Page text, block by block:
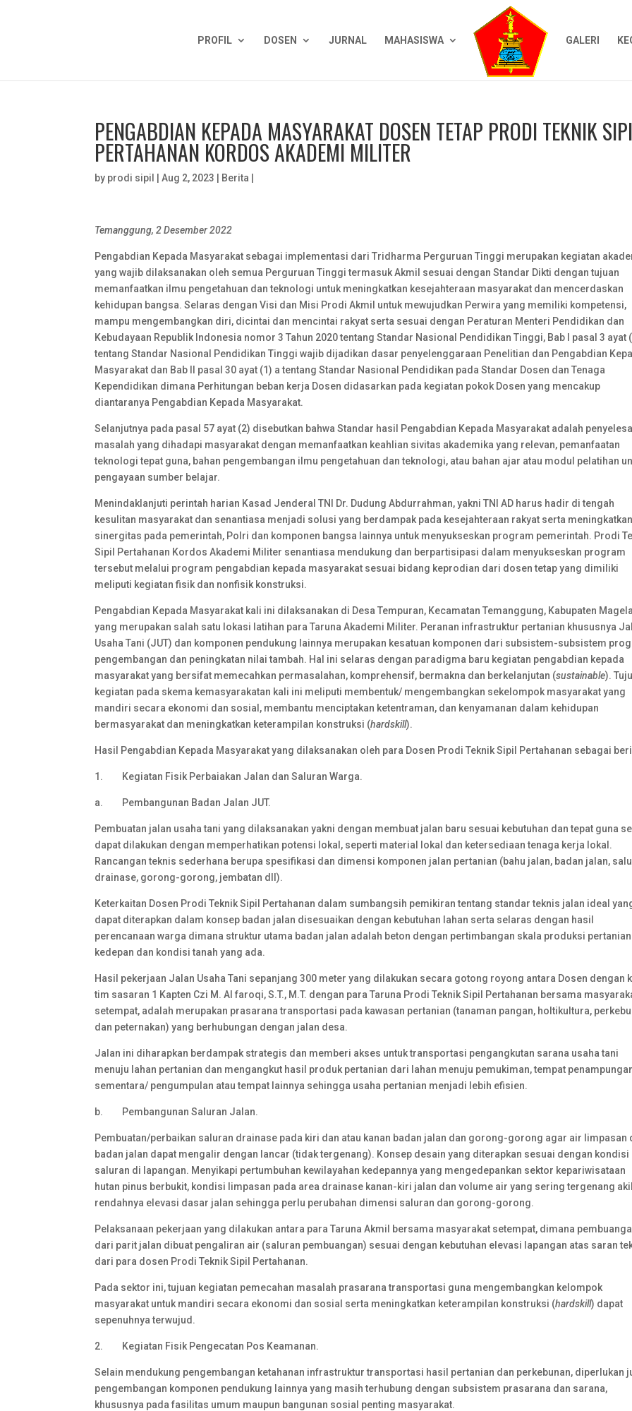
PROFIL DOSEN JURNAL MAHASISWA GALERI
PENGABDIAN KEPADA MASYARAKAT DOSEN TETAP PRODI TEKNIK
PERTAHANAN KORDOS AKADEMI MILITER
by prodi sipil |Aug 2, 2023 Berita
Temanggung, 2 Desember 2022
Pengabdian Kepada Masyarakat sebagai implementasi dari Tridharma Perguruan Tinggi merupakan kegiatan
yang wajib dilaksanakan oleh semua Perguruan Tinggi termasuk Akmil sesuai dengan Standar Dikti dengan tujuan
memanfaatkan ilmu pengetahuan dan teknologi untuk meningkatkan kesejahteraan masyarakat dan mencerdaskan
kehidupan bangsa. Selaras dengan Visi dan Misi Prodi Akmil untuk mewujudkan Perwira yang memiliki kompetensi,
mampu mengembangkan diri, dicintai dan mencintai rakyat serta sesuai dengan Peraturan Menteri Pendidikan dan
Kebudayaan Republik Indonesia nomor 3 Tahun 2020 tentang Standar Nasional Pendidikan Tinggi, Bab I pasal 3 ayat
tentang Standar Nasional Pendidikan Tinggi wajib dijadikan dasar penyelenggaraan Penelitian dan Pengabdian
Masyarakat dan Bab II pasal 30 ayat (1) a tentang Standar Nasional Pendidikan pada Standar Dosen dan Tenaga
Kependidikan dimana Perhitungan beban kerja Dosen didasarkan pada kegiatan pokok Dosen yang mencakup
diantaranya Pengabdian Kepada Masyarakat.
Selanjutnya pada pasal 57 ayat (2) disebutkan bahwa Standar hasil Pengabdian Kepada Masyarakat adalah
masalah yang dihadapi masyarakat dengan memanfaatkan keahlian sivitas akademika yang relevan, pemanfaatan
teknologi tepat guna, bahan pengembangan ilmu pengetahuan dan teknologi, atau bahan ajar atau modul pelatihan
pengayaan sumber belajar.
Menindaklanjuti perintah harian Kasad Jenderal TNI Dr. Dudung Abdurrahman, yakni TNI AD harus hadir di tengah
kesulitan masyarakat dan senantiasa menjadi solusi yang berdampak pada kesejahteraan rakyat serta meningkatkan
sinergitas pada pemerintah, Polri dan komponen bangsa lainnya untuk menyukseskan program pemerintah. Prodi
Sipil Pertahanan Kordos Akademi Militer senantiasa mendukung dan berpartisipasi dalam menyukseskan program
tersebut melalui program pengabdian kepada masyarakat sesuai bidang keprodian dari dosen tetap yang dimiliki
meliputi kegiatan fisik dan nonfisik konstruksi.
Pengabdian Kepada Masyarakat kali ini dilaksanakan di Desa Tempuran, Kecamatan Temanggung, Kabupaten
yang merupakan salah satu lokasi latihan para Taruna Akademi Militer. Peranan infrastruktur pertanian khususnya
Usaha Tani (JUT) dan komponen pendukung lainnya merupakan kesatuan komponen dari subsistem-subsistem
pengembangan dan peningkatan nilai tambah. Hal ini selaras dengan paradigma baru kegiatan pengabdian kepada
masyarakat yang bersifat memecahkan permasalahan, komprehensif, bermakna dan berkelanjutan (sustainable).
kegiatan pada skema kemasyarakatan kali ini meliputi membentuk/ mengembangkan sekelompok masyarakat yang
mandiri secara ekonomi dan sosial, membantu menciptakan ketentraman, dan kenyamanan dalam kehidupan
bermasyarakat dan meningkatkan keterampilan konstruksi (hardskill).
Hasil Pengabdian Kepada Masyarakat yang dilaksanakan oleh para Dosen Prodi Teknik Sipil Pertahanan sebagai
1. Kegiatan Fisik Perbaiakan Jalan dan Saluran Warga.
a. Pembangunan Badan Jalan JUT.
Pembuatan jalan usaha tani yang dilaksanakan yakni dengan membuat jalan baru sesuai kebutuhan dan tepat guna
dapat dilakukan dengan memperhatikan potensi lokal, seperti material lokal dan ketersediaan tenaga kerja lokal.
Rancangan teknis sederhana berupa spesifikasi dan dimensi komponen jalan pertanian (bahu jalan, badan jalan,
drainase, gorong-gorong, jembatan dll).
Keterkaitan Dosen Prodi Teknik Sipil Pertahanan dalam sumbangsih pemikiran tentang standar teknis jalan ideal
dapat diterapkan dalam konsep badan jalan disesuaikan dengan kebutuhan lahan serta selaras dengan hasil
perencanaan warga dimana struktur utama badan jalan adalah beton dengan pertimbangan skala produksi pertanian
kedepan dan kondisi tanah yang ada.
Hasil pekerjaan Jalan Usaha Tani sepanjang 300 meter yang dilakukan secara gotong royong antara Dosen dengan
tim sasaran 1 Kapten Czi M. Al faroqi, S.T., M.T. dengan para Taruna Prodi Teknik Sipil Pertahanan bersama
setempat, adalah merupakan prasarana transportasi pada kawasan pertanian (tanaman pangan, holtikultura,
dan peternakan) yang berhubungan dengan jalan desa.
Jalan ini diharapkan berdampak strategis dan memberi akses untuk transportasi pengangkutan sarana usaha tani
menuju lahan pertanian dan mengangkut hasil produk pertanian dari lahan menuju pemukiman, tempat
sementara/ pengumpulan atau tempat lainnya sehingga usaha pertanian menjadi lebih efisien.
b. Pembangunan Saluran Jalan.
Pembuatan/perbaikan saluran drainase pada kiri dan atau kanan badan jalan dan gorong-gorong agar air limpasan
badan jalan dapat mengalir dengan lancar (tidak tergenang). Konsep desain yang diterapkan sesuai dengan kondisi
saluran di lapangan. Menyikapi pertumbuhan kewilayahan kedepannya yang mengedepankan sektor kepariwisataan
hutan pinus berbukit, kondisi limpasan pada area drainase kanan-kiri jalan dan volume air yang sering tergenang
rendahnya elevasi dasar jalan sehingga perlu perubahan dimensi saluran dan gorong-gorong.
Pelaksanaan pekerjaan yang dilakukan antara para Taruna Akmil bersama masyarakat setempat, dimana
dari parit jalan dibuat pengaliran air (saluran pembuangan) sesuai dengan kebutuhan elevasi lapangan atas saran
dari para dosen Prodi Teknik Sipil Pertahanan.
Pada sektor ini, tujuan kegiatan pemecahan masalah prasarana transportasi guna mengembangkan kelompok
masyarakat untuk mandiri secara ekonomi dan sosial serta meningkatkan keterampilan konstruksi (hardskill) dapat
sepenuhnya terwujud.
2. Kegiatan Fisik Pengecatan Pos Keamanan.
Selain mendukung pengembangan ketahanan infrastruktur transportasi hasil pertanian dan perkebunan, diperlukan
pengembangan komponen pendukung lainnya yang masih terhubung dengan subsistem prasarana dan sarana,
khususnya pada fasilitas umum maupun bangunan sosial penting masyarakat.